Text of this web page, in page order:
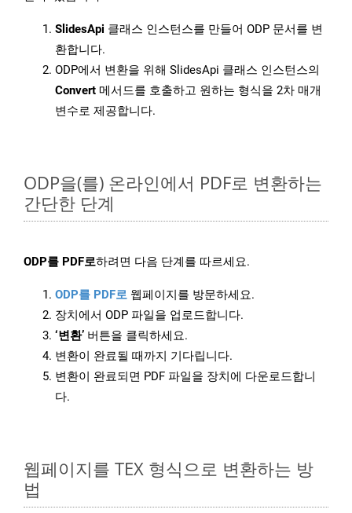
SlidesApi 클래스 인스턴스를 만들어 ODP 문서를 변
환합니다.
ODP에서 변환을 위해 SlidesApi 클래스 인스턴스의
Convert 메서드를 호출하고 원하는 형식을 2차 매개
변수로 제공합니다.
ODP을(를) 온라인에서 PDF로 변환하는
간단한 단계
ODP를 PDF로하려면 다음 단계를 따르세요.
ODP를 PDF로 웹페이지를 방문하세요.
장치에서 ODP 파일을 업로드합니다.
‘변환’ 버튼을 클릭하세요.
변환이 완료될 때까지 기다립니다.
변환이 완료되면 PDF 파일을 장치에 다운로드합니
다.
웹페이지를 TEX 형식으로 변환하는 방
법